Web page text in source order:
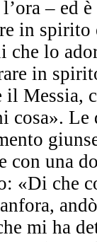
– ed
in
che lo
in
il Messia,
cosa».
con una
«Di che
mi ha